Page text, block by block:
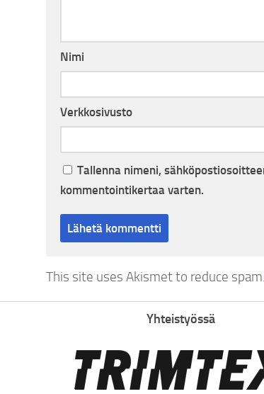
Nimi
Verkkosivusto
Tallenna nimeni,
kommentointikertaa varten.
This site uses Akismet to reduce spam.
Yhteistyössä